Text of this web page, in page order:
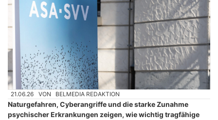
21.06.26 VON BELMEDIA REDAKTION
Naturgefahren, Cyberangriffe und die starke Zunahme
psychischer Erkrankungen zeigen, wie wichtig tragfähige